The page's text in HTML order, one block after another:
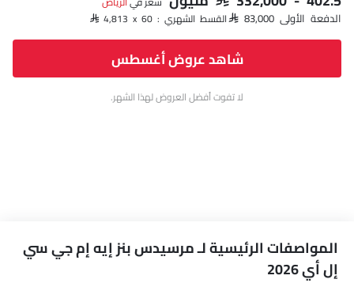
الدفعة الأولى SAR 83,000 القسط الشهري : SAR 4,813 x 60
شاهد عروض أغسطس
لا تفوت أفضل العروض لهذا الشهر.
المواصفات الرئيسية لـ مرسيدس بنز إيه إم جي سي
إل أي 2026